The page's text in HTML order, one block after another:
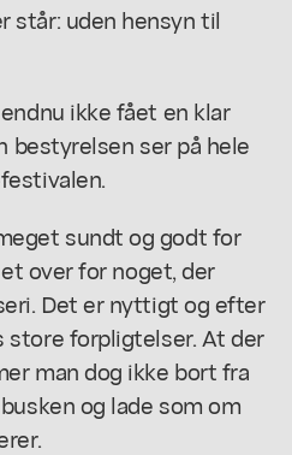
står: uden hensyn til
ikke fået en klar
bestyrelsen ser på hele
sundt og godt for
over for noget, der
Det er nyttigt og efter
store forpligtelser. At der
man dog ikke bort fra
og lade som om